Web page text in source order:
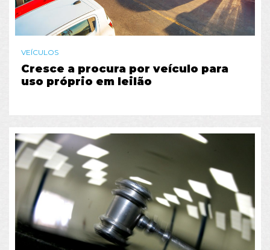
VEÍCULOS
Cresce a procura por veículo para
uso próprio em leilão